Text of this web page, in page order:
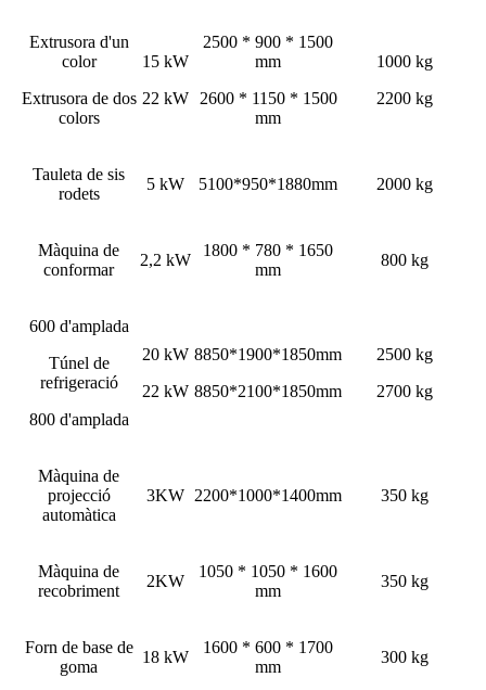
Extrusora d'un
color
Extrusora de dos
colors
15 kW
22 kW
2500 * 900 * 1500
mm
2600 * 1150 * 1500
mm
1000 kg
2200 kg
Tauleta de sis
rodets
5 kW 5100*950*1880mm 2000 kg
Màquina de
conformar
2,2 kW
1800 * 780 * 1650
mm
800 kg
600 d'amplada
Túnel de
refrigeració
800 d'amplada
20 kW
22 kW
8850*1900*1850mm
8850*2100*1850mm
2500 kg
2700 kg
Màquina de
projecció
automàtica
3KW 2200*1000*1400mm 350 kg
Màquina de
recobriment
2KW
1050 * 1050 * 1600
mm
350 kg
Forn de base de
goma
18 kW
1600 * 600 * 1700
mm
300 kg